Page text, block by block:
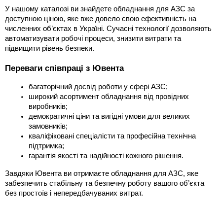
У нашому каталозі ви знайдете обладнання для АЗС за
доступною ціною, яке вже довело свою ефективність на
численних об’єктах в Україні. Сучасні технології дозволяють
автоматизувати робочі процеси, знизити витрати та
підвищити рівень безпеки.
Переваги співпраці з Ювента
багаторічний досвід роботи у сфері АЗС;
виробників;
демократичні ціни та вигідні умови для великих
замовників;
кваліфіковані спеціалісти та професійна технічна
підтримка;
гарантія якості та надійності кожного рішення.
Завдяки Ювента ви отримаєте обладнання для АЗС, яке
забезпечить стабільну та безпечну роботу вашого об’єкта
без простоїв і непередбачуваних витрат.